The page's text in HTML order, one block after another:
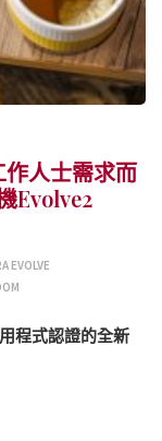
人士需求而
Evolve2
EVOLVE
程式認證的全新